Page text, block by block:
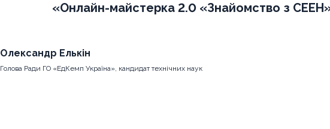
«Онлайн-майстерка 2.0 «Знайомство з
Олександр Елькін
Голова Ради ГО «ЕдКемп Україна», кандидат технічних наук